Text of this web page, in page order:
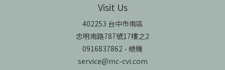
Visit Us
402253 台中市南區
忠明南路787號17樓之2
0916837862 - 總機
service@mc-cvi.com